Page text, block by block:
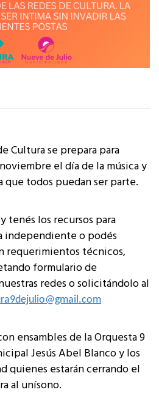
Cultura se prepara para
el día de la música y
que todos puedan ser parte.
tenés los recursos para
independiente o podés
requerimientos técnicos,
formulario de
redes o solicitándolo al
ensambles de la Orquesta 9
Jesús Abel Blanco y los
quienes estarán cerrando el
al unísono.